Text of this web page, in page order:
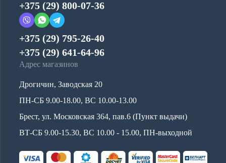
+375 (29) 800-07-36
+375 (29) 795-26-40
+375 (29) 641-64-96
Адрес магазинов
Дрогичин, Заводская 20
ПН-СБ 9.00-18.00, ВС 10.00-13.00
Брест, ул. Московская 364, пав.6 (Пункт выдачи)
ВТ-СБ 9.00-15.30, ВС 10.00 - 15.00, ПН-выходной